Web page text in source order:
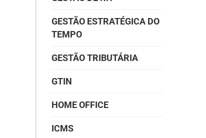
GESTÃO ESTRATÉGICA DO
TEMPO
GESTÃO TRIBUTÁRIA
GTIN
HOME OFFICE
ICMS